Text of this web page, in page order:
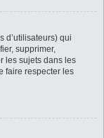
d’utilisateurs) qui
supprimer,
les sujets dans les
faire respecter les